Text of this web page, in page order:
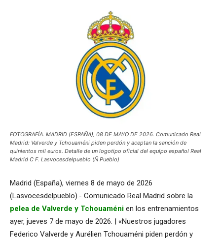
FOTOGRAFÍA. MADRID (ESPAÑA), 08 DE MAYO DE 2026. Comunicado Real
Madrid: Valverde y Tchouaméni piden perdón y aceptan la sanción de
quinientos mil euros. Detalle de un logotipo oficial del equipo español Real
Madrid C F. Lasvocesdelpueblo (Ñ Pueblo)
Madrid (España), viernes 8 de mayo de 2026
(Lasvocesdelpueblo).- Comunicado Real Madrid sobre la
pelea de Valverde y Tchouaméni en los entrenamientos
ayer, jueves 7 de mayo de 2026. | «Nuestros jugadores
Federico Valverde y Aurélien Tchouaméni piden perdón y